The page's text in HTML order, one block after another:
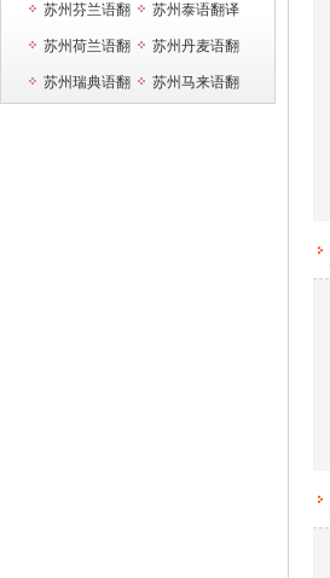
苏州芬兰语翻
译
苏州泰语翻译
苏州荷兰语翻
译
苏州丹麦语翻
译
苏州瑞典语翻 苏州马来语翻